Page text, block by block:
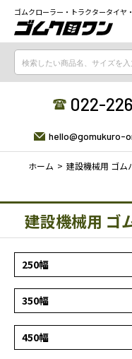
ゴムクローラー・トラクタータイヤ
022-
hello@gomukuro-
ホーム 建設機械用 ゴム
建設機械用 ゴ
250幅
350幅
450幅